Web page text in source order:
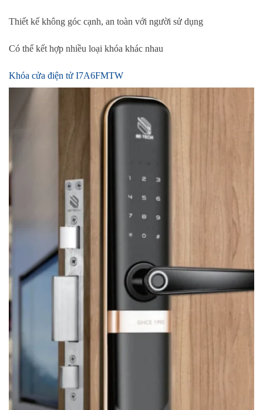
Thiết kế không góc cạnh, an toàn với người sử dụng
Có thể kết hợp nhiều loại khóa khác nhau
Khóa cửa điện tử I7A6FMTW